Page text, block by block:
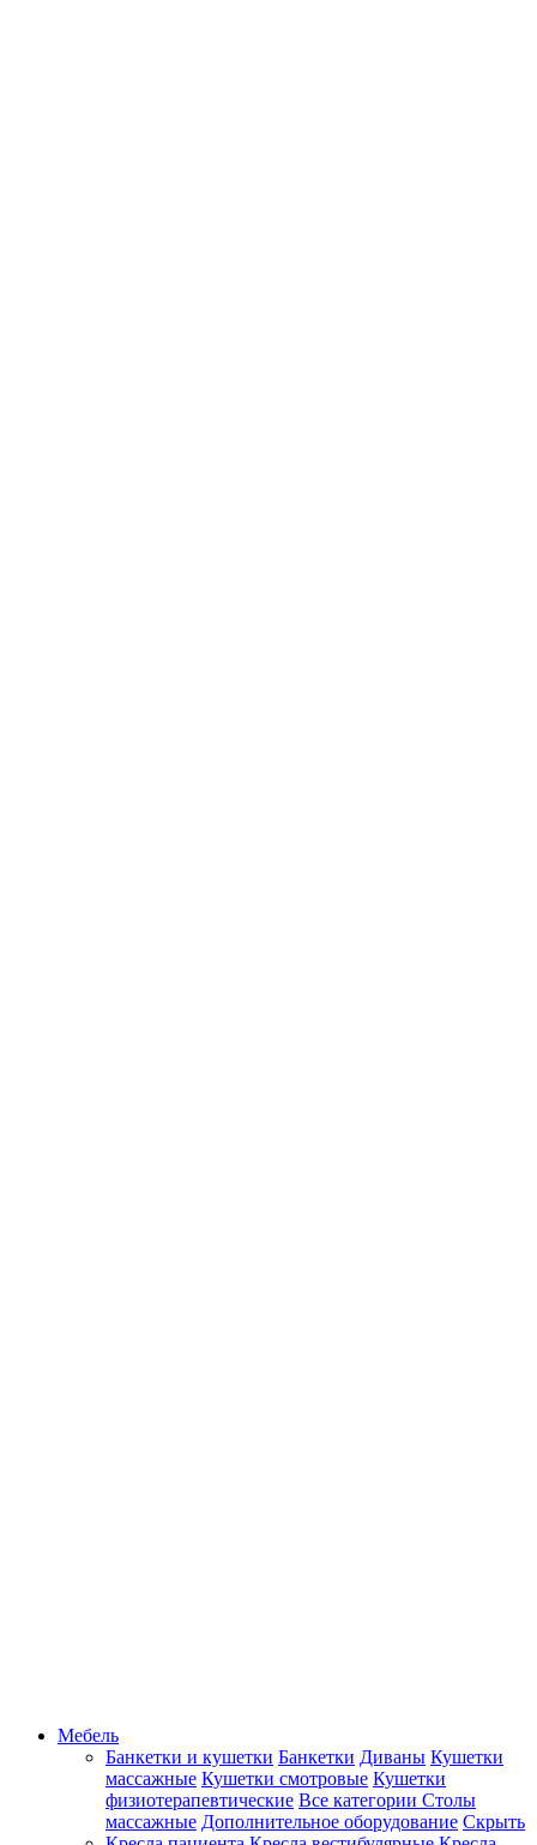
Мебель
Банкетки и кушетки Банкетки Диваны Кушетки
массажные Кушетки смотровые Кушетки
физиотерапевтические Все категории Столы
массажные Дополнительное оборудование Скрыть